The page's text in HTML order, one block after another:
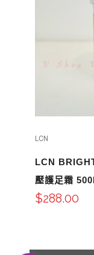
LCN
LCN
壓護足霜
$288.00